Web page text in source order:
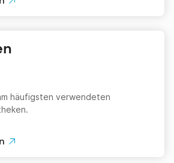
häufigsten verwendeten